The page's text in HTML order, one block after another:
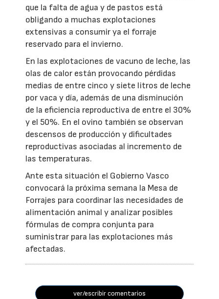
que la falta de agua y de pastos está
obligando a muchas explotaciones
extensivas a consumir ya el forraje
reservado para el invierno.
En las explotaciones de vacuno de leche, las
olas de calor están provocando pérdidas
medias de entre cinco y siete litros de leche
por vaca y día, además de una disminución
de la eficiencia reproductiva de entre el 30%
y el 50%. En el ovino también se observan
descensos de producción y dificultades
reproductivas asociadas al incremento de
las temperaturas.
Ante esta situación el Gobierno Vasco
convocará la próxima semana la Mesa de
Forrajes para coordinar las necesidades de
alimentación animal y analizar posibles
fórmulas de compra conjunta para
suministrar para las explotaciones más
afectadas.
ver/escribir comentarios